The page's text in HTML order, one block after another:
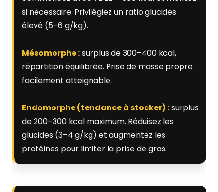
si nécessaire. Privilégiez un ratio glucides
élevé (5–6 g/kg).
Mésomorphe :surplus de 300–400 kcal,
répartition équilibrée. Prise de masse propre
facilement atteignable.
Endomorphe (tendance à stocker) :surplus
de 200–300 kcal maximum. Réduisez les
glucides (3–4 g/kg) et augmentez les
protéines pour limiter la prise de gras.